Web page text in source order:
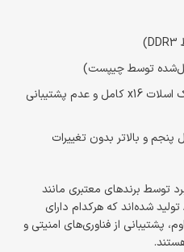
توسط چیپست)
خطوط PCIe محدود (معمولاً یک اسلات x16 کامل و عدم پشتیبانی
پنجم و بالاتر بدون تغییرات
توسط برندهای معتبری مانند
ASUS، MSI، Gigabyte و ASRock تولید شده‌اند که هرکدام دارای
پشتیبانی از فناوری‌های امنیتی و